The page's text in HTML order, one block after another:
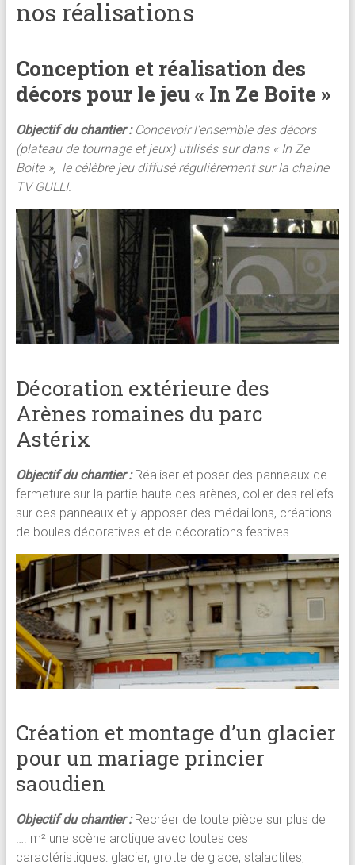
nos réalisations
Conception et réalisation des
décors pour le jeu « In Ze Boite »
Objectif du chantier :Concevoir l’ensemble des décors
(plateau de tournage et jeux) utilisés sur dans « In Ze
Boite », le célèbre jeu diffusé régulièrement sur la chaine
TV GULLI.
Décoration extérieure des
Arènes romaines du parc
Astérix
Objectif du chantier :Réaliser et poser des panneaux de
fermeture sur la partie haute des arènes, coller des reliefs
sur ces panneaux et y apposer des médaillons, créations
de boules décoratives et de décorations festives.
Création et montage d’un glacier
pour un mariage princier
saoudien
Objectif du chantier :Recréer de toute pièce sur plus de
…. m² une scène arctique avec toutes ces
caractéristiques: glacier, grotte de glace, stalactites,